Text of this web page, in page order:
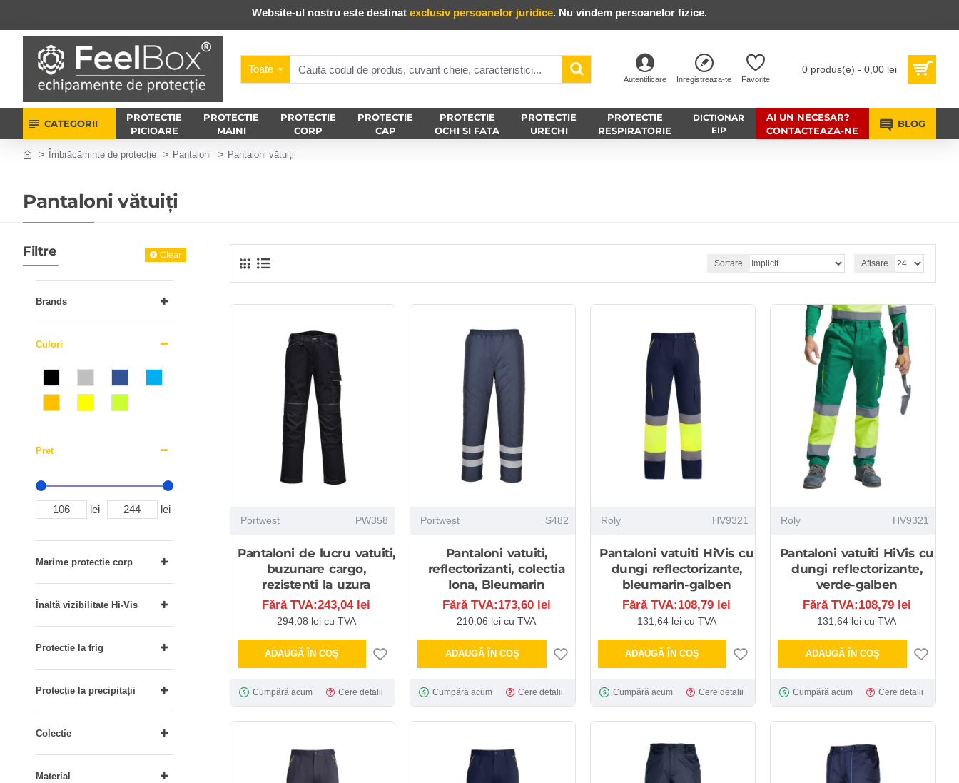
Website-ul nostru este destinat exclusiv persoanelor juridice. Nu vindem persoanelor fizice.
Toate
Autentificare Inregistreaza-te Favorite
0 produs(e) - 0,00 lei
CATEGORII
PROTECTIE
PICIOARE
PROTECTIE
MAINI
PROTECTIE
CORP
PROTECTIE
CAP
PROTECTIE
OCHI SI FATA
PROTECTIE
URECHI
PROTECTIE
RESPIRATORIE
DICTIONAR
EIP
AI UN NECESAR?
CONTACTEAZA-NE
BLOG
Îmbrăcăminte de protecție Pantaloni Pantaloni vătuiți
Pantaloni vătuiți
Filtre Clear
Pret
lei lei
Brands
Colectie
Material
Înaltă vizibilitate Hi-Vis
Protecție la precipitații
Protecție la frig
Marime protectie corp
Culori
Sortare Afisare
Portwest PW358
Pantaloni de lucru vatuiti,
buzunare cargo,
rezistenti la uzura
Fără TVA:243,04 lei
294,08 lei cu TVA
ADAUGĂ ÎN COŞ
Cumpără acum Cere detalii
Portwest S482
Pantaloni vatuiti,
reflectorizanti, colectia
Iona, Bleumarin
Fără TVA:173,60 lei
210,06 lei cu TVA
ADAUGĂ ÎN COŞ
Cumpără acum Cere detalii
Roly HV9321
Pantaloni vatuiti HiVis cu
dungi reflectorizante,
bleumarin-galben
Fără TVA:108,79 lei
131,64 lei cu TVA
ADAUGĂ ÎN COŞ
Cumpără acum Cere detalii
Roly HV9321
Pantaloni vatuiti HiVis cu
dungi reflectorizante,
verde-galben
Fără TVA:108,79 lei
131,64 lei cu TVA
ADAUGĂ ÎN COŞ
Cumpără acum Cere detalii